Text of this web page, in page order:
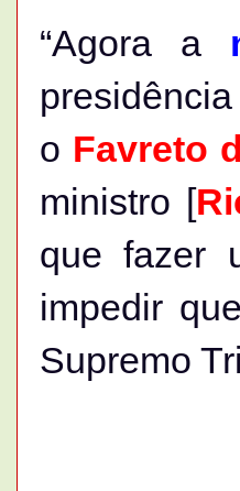
“Agora a
o Favreto
ministro [
que fazer
impedir
Supremo